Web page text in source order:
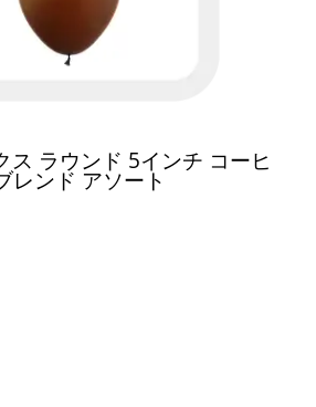
ス ラウンド 5インチ コーヒ
レンド アソート